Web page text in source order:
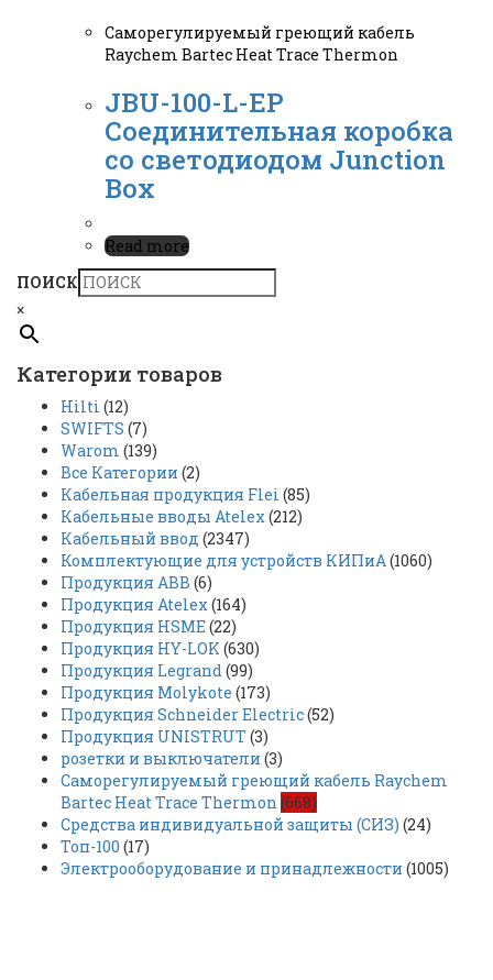
Саморегулируемый греющий кабель
Raychem Bartec Heat Trace Thermon
JBU-100-L-EP
Соединительная коробка
со светодиодом Junction
Box
Read more
ПОИСК
×
Категории товаров
Hilti (12)
SWIFTS (7)
Warom (139)
Все Категории (2)
Кабельная продукция Flei (85)
Кабельные вводы Atelex(212)
Кабельный ввод (2347)
Комплектующие для устройств КИПиА(1060)
Продукция ABB (6)
Продукция Atelex(164)
Продукция HSME(22)
Продукция HY-LOK (630)
Продукция Legrand(99)
Продукция Molykote (173)
Продукция Schneider Electric(52)
Продукция UNISTRUT (3)
розетки и выключатели (3)
Саморегулируемый греющий кабель Raychem
Bartec Heat Trace Thermon (668)
Средства индивидуальной защиты (СИЗ) (24)
Топ-100 (17)
Электрооборудование и принадлежности (1005)